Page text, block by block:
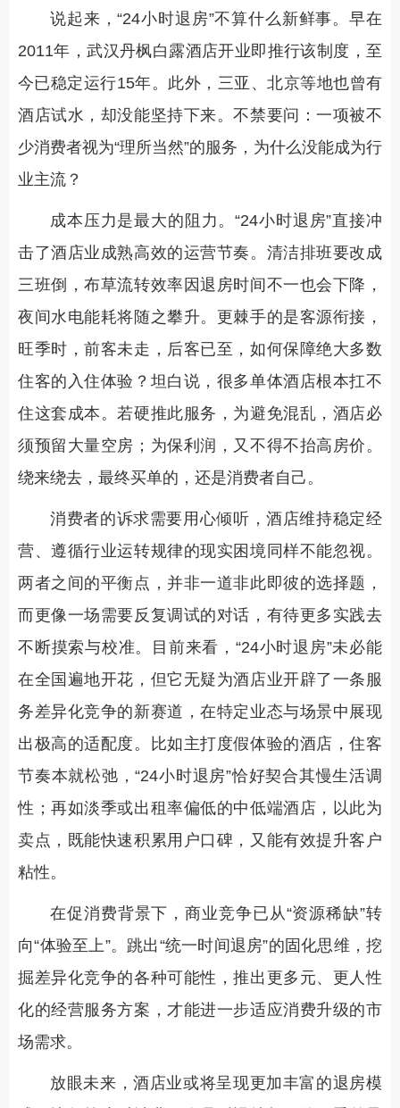
说起来，“24小时退房”不算什么新鲜事。早在
2011年，武汉丹枫白露酒店开业即推行该制度，至
今已稳定运行15年。此外，三亚、北京等地也曾有
酒店试水，却没能坚持下来。不禁要问：一项被不
少消费者视为“理所当然”的服务，为什么没能成为行
业主流？
成本压力是最大的阻力。“24小时退房”直接冲
击了酒店业成熟高效的运营节奏。清洁排班要改成
三班倒，布草流转效率因退房时间不一也会下降，
夜间水电能耗将随之攀升。更棘手的是客源衔接，
旺季时，前客未走，后客已至，如何保障绝大多数
住客的入住体验？坦白说，很多单体酒店根本扛不
住这套成本。若硬推此服务，为避免混乱，酒店必
须预留大量空房；为保利润，又不得不抬高房价。
绕来绕去，最终买单的，还是消费者自己。
消费者的诉求需要用心倾听，酒店维持稳定经
营、遵循行业运转规律的现实困境同样不能忽视。
两者之间的平衡点，并非一道非此即彼的选择题，
而更像一场需要反复调试的对话，有待更多实践去
不断摸索与校准。目前来看，“24小时退房”未必能
在全国遍地开花，但它无疑为酒店业开辟了一条服
务差异化竞争的新赛道，在特定业态与场景中展现
出极高的适配度。比如主打度假体验的酒店，住客
节奏本就松弛，“24小时退房”恰好契合其慢生活调
性；再如淡季或出租率偏低的中低端酒店，以此为
卖点，既能快速积累用户口碑，又能有效提升客户
粘性。
在促消费背景下，商业竞争已从“资源稀缺”转
向“体验至上”。跳出“统一时间退房”的固化思维，挖
掘差异化竞争的各种可能性，推出更多元、更人性
化的经营服务方案，才能进一步适应消费升级的市
场需求。
放眼未来，酒店业或将呈现更加丰富的退房模